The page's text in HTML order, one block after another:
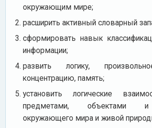
окружающим мире;
расширить активный словарный
сформировать навык
информации;
развить логику,
концентрацию, память;
установить логические
предметами, объектами и
окружающего мира и живой